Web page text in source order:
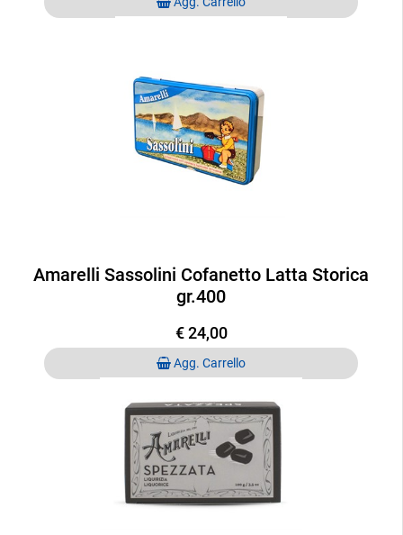
Amarelli Sassolini Cofanetto Latta Storica
gr.400
€ 24,00
Quantità
Agg. Carrello